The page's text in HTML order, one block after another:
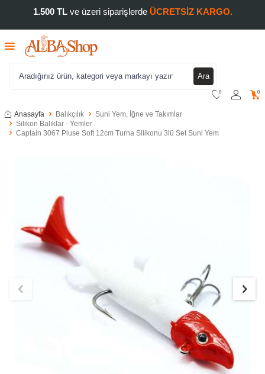
1.500 TLve üzeri siparişlerde ÜCRETSİZ KARGO.
Ara
0 0
Anasayfa Balıkçılık
Suni Yem, İğne ve Takımlar
Silikon Balıklar - Yemler
Captain 3067 Pluse Soft 12cm Turna Silikonu 3lü Set Suni Yem